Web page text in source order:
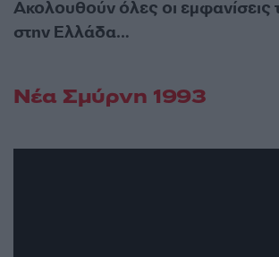
Ακολουθούν όλες οι
στην Ελλάδα…
Νέα Σμύρνη 1993